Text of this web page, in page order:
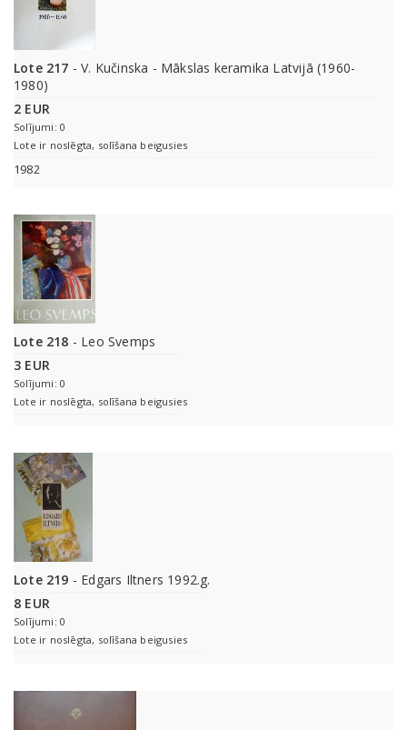
Lote 217 - V. Kučinska - Mākslas keramika Latvijā (1960-
1980)
2 EUR
Solījumi: 0
Lote ir noslēgta, solīšana beigusies
1982
Lote 218 - Leo Svemps
3 EUR
Solījumi: 0
Lote ir noslēgta, solīšana beigusies
Lote 219 - Edgars Iltners 1992.g.
8 EUR
Solījumi: 0
Lote ir noslēgta, solīšana beigusies